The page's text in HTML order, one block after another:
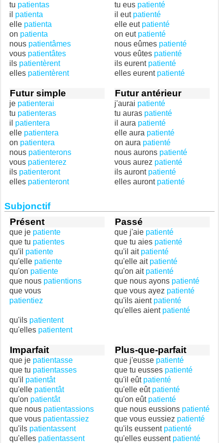
tu patientas
il patienta
elle patienta
on patienta
nous patientâmes
vous patientâtes
ils patientèrent
elles patientèrent
tu eus patienté
il eut patienté
elle eut patienté
on eut patienté
nous eûmes patienté
vous eûtes patienté
ils eurent patienté
elles eurent patienté
Futur simple
je patienterai
tu patienteras
il patientera
elle patientera
on patientera
nous patienterons
vous patienterez
ils patienteront
elles patienteront
Futur antérieur
j'aurai patienté
tu auras patienté
il aura patienté
elle aura patienté
on aura patienté
nous aurons patienté
vous aurez patienté
ils auront patienté
elles auront patienté
Subjonctif
Présent
que je patiente
que tu patientes
qu'il patiente
qu'elle patiente
qu'on patiente
que nous patientions
que vous
patientiez
qu'ils patientent
qu'elles patientent
Passé
que j'aie patienté
que tu aies patienté
qu'il ait patienté
qu'elle ait patienté
qu'on ait patienté
que nous ayons patienté
que vous ayez patienté
qu'ils aient patienté
qu'elles aient patienté
Imparfait
que je patientasse
que tu patientasses
qu'il patientât
qu'elle patientât
qu'on patientât
que nous patientassions
que vous patientassiez
qu'ils patientassent
qu'elles patientassent
Plus-que-parfait
que j'eusse patienté
que tu eusses patienté
qu'il eût patienté
qu'elle eût patienté
qu'on eût patienté
que nous eussions patienté
que vous eussiez patienté
qu'ils eussent patienté
qu'elles eussent patienté